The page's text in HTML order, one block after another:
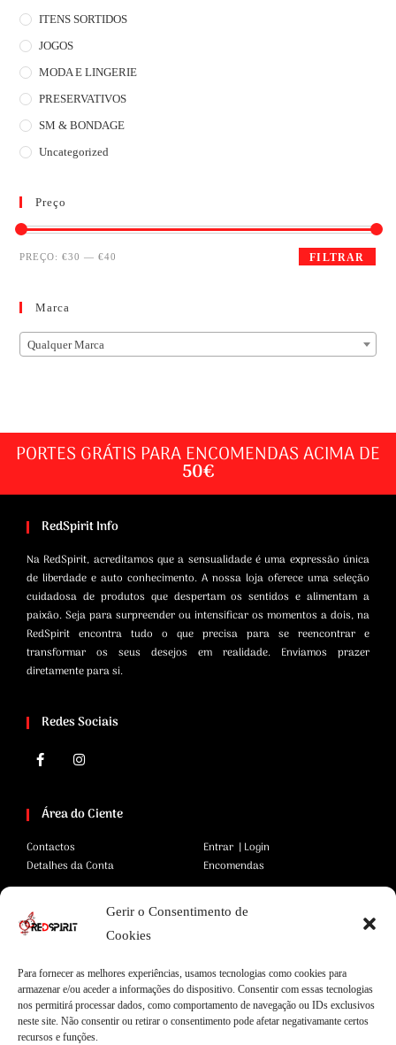
Gerir o Consentimento de
Cookies
Para fornecer as melhores experiências, usamos tecnologias como cookies para
armazenar e/ou aceder a informações do dispositivo. Consentir com essas tecnologias
nos permitirá processar dados, como comportamento de navegação ou IDs exclusivos
neste site. Não consentir ou retirar o consentimento pode afetar negativamante certos
recursos e funções.
ITENS SORTIDOS
JOGOS
MODA E LINGERIE
PRESERVATIVOS
SM & BONDAGE
Uncategorized
Preço
FILTRAR
PREÇO:€30 —€40
Marca
Qualquer Marca
PORTES GRÁTIS PARA ENCOMENDAS ACIMA DE
50€
RedSpirit Info
Na RedSpirit, acreditamos que a sensualidade é uma expressão única
de liberdade e auto conhecimento. A nossa loja oferece uma seleção
cuidadosa de produtos que despertam os sentidos e alimentam a
paixão. Seja para surpreender ou intensificar os momentos a dois, na
RedSpirit encontra tudo o que precisa para se reencontrar e
transformar os seus desejos em realidade. Enviamos prazer
diretamente para si.
Redes Sociais
Área do Ciente
Contactos
Detalhes da Conta
Entrar | Login
Encomendas
Área Legal
Termos e Condições
Privacidade
Cookies
Pagamentos Seguros
Envios Seguros
Livro de Reclamações